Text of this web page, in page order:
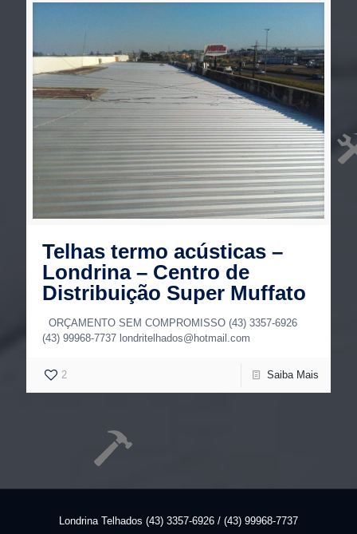
Telhas termo acústicas –
Londrina – Centro de
Distribuição Super Muffato
ORÇAMENTO SEM COMPROMISSO (43) 3357-6926
(43) 99968-7737 londritelhados@hotmail.com
2 Saiba Mais
Londrina Telhados (43) 3357-6926 / (43) 99968-7737